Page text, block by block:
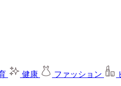
健康 ファッション